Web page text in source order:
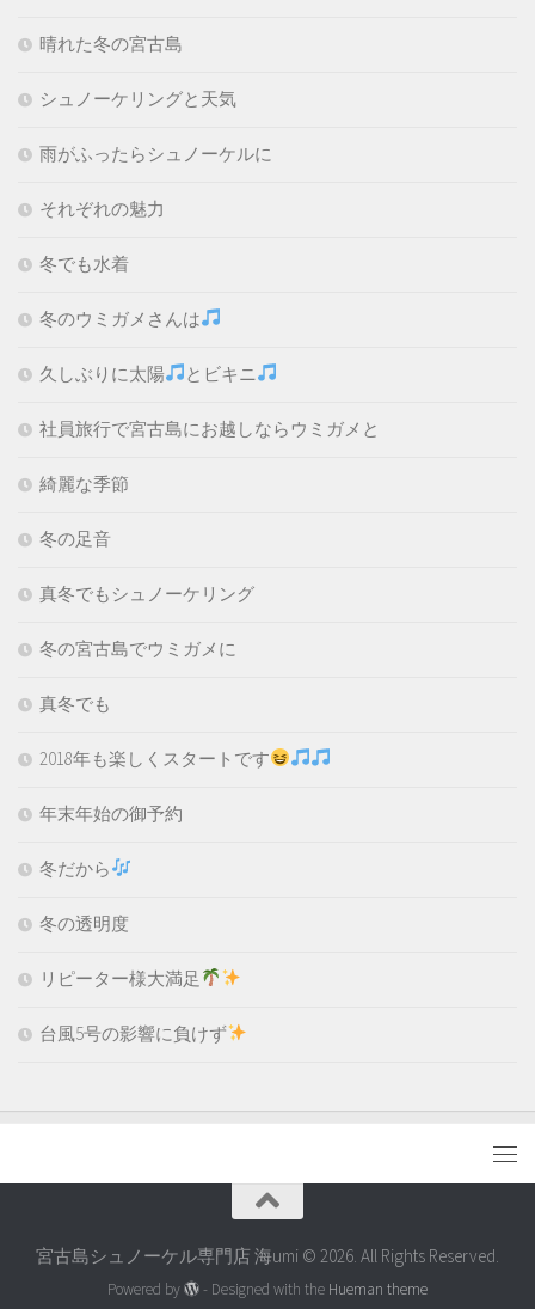
晴れた冬の宮古島
シュノーケリングと天気
雨がふったらシュノーケルに
それぞれの魅力
冬でも水着
冬のウミガメさんは
久しぶりに太陽 とビキニ
社員旅行で宮古島にお越しならウミガメと
綺麗な季節
冬の足音
真冬でもシュノーケリング
冬の宮古島でウミガメに
真冬でも
2018年も楽しくスタートです
年末年始の御予約
冬だから
冬の透明度
リピーター様大満足
台風5号の影響に負けず
宮古島シュノーケル専門店 海umi © 2026. All Rights Reserved.
Powered by - Designed with the Hueman theme